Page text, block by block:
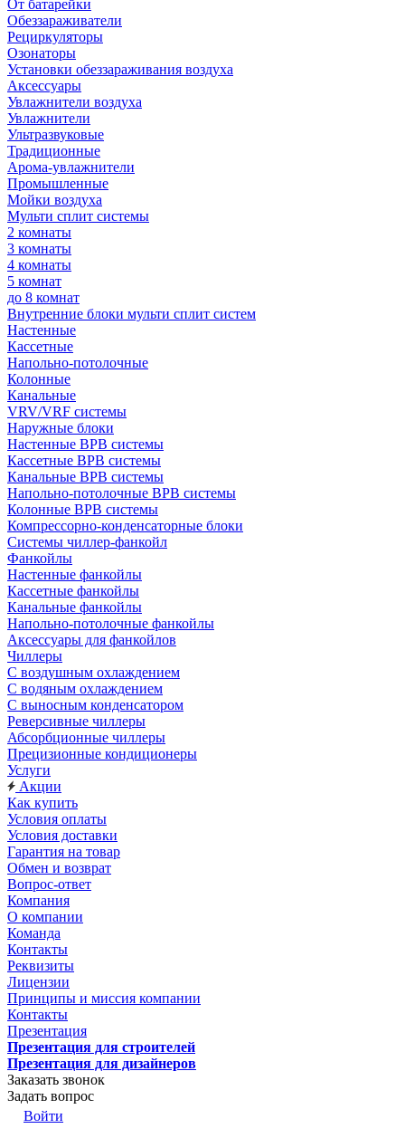
От батарейки
Обеззараживатели
Рециркуляторы
Озонаторы
Установки обеззараживания воздуха
Аксессуары
Увлажнители воздуха
Увлажнители
Ультразвуковые
Традиционные
Арома-увлажнители
Промышленные
Мойки воздуха
Мульти сплит системы
2 комнаты
3 комнаты
4 комнаты
5 комнат
до 8 комнат
Внутренние блоки мульти сплит систем
Настенные
Кассетные
Напольно-потолочные
Колонные
Канальные
VRV/VRF системы
Наружные блоки
Настенные ВРВ системы
Кассетные ВРВ системы
Канальные ВРВ системы
Напольно-потолочные ВРВ системы
Колонные ВРВ системы
Компрессорно-конденсаторные блоки
Системы чиллер-фанкойл
Фанкойлы
Настенные фанкойлы
Кассетные фанкойлы
Канальные фанкойлы
Напольно-потолочные фанкойлы
Аксессуары для фанкойлов
Чиллеры
С воздушным охлаждением
С водяным охлаждением
С выносным конденсатором
Реверсивные чиллеры
Абсорбционные чиллеры
Прецизионные кондиционеры
Услуги
Акции
Как купить
Условия оплаты
Условия доставки
Гарантия на товар
Обмен и возврат
Вопрос-ответ
Компания
О компании
Команда
Контакты
Реквизиты
Лицензии
Принципы и миссия компании
Контакты
Презентация
Презентация для строителей
Презентация для дизайнеров
Заказать звонок
Задать вопрос
Войти